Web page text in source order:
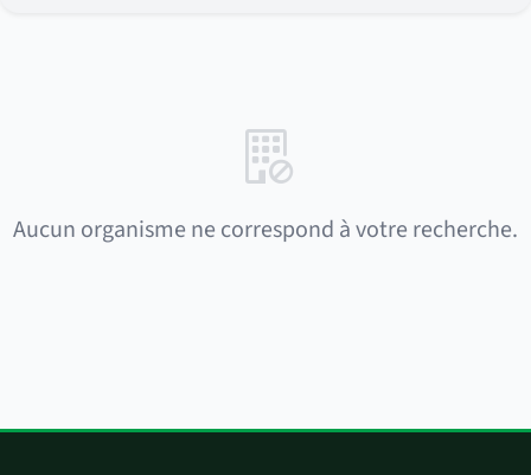
Aucun organisme ne correspond à votre recherche.